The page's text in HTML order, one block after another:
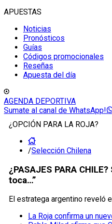
APUESTAS
Noticias
Pronósticos
Guías
Códigos promocionales
Reseñas
Apuesta del día
AGENDA DEPORTIVA
Sumate al canal de WhatsApp!
¿OPCIÓN PARA LA ROJA?
/Selección Chilena
¿PASAJES PARA
toca…”
El estratega argentino reveló
La Roja confirma un